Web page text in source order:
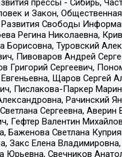
прессы - Сибирь,
и Закон,
Развития Свободы
Регина Николаевна,
Туровский
Пивоваров Андрей
Сергеевич,
Щаров Сергей
Пислакова-Паркер
Сергеевна,
Гефтер Валентин
Баженова Светлана
Закс Елена
Юрьевна, Свечников